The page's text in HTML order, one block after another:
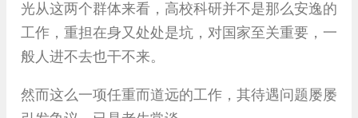
光从这两个群体来看，高校科研并不是那么安逸的
工作，重担在身又处处是坑，对国家至关重要，一
般人进不去也干不来。
然而这么一项任重而道远的工作，其待遇问题屡屡